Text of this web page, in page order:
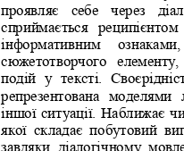
проявляє  себе  через
сприймається
інформативним
сюжетотворчого  елементу,
подій  у  тексті.
репрезентована  моделями
іншої ситуації. Наближає
якої  складає  побутовий
завдяки  діалогічному